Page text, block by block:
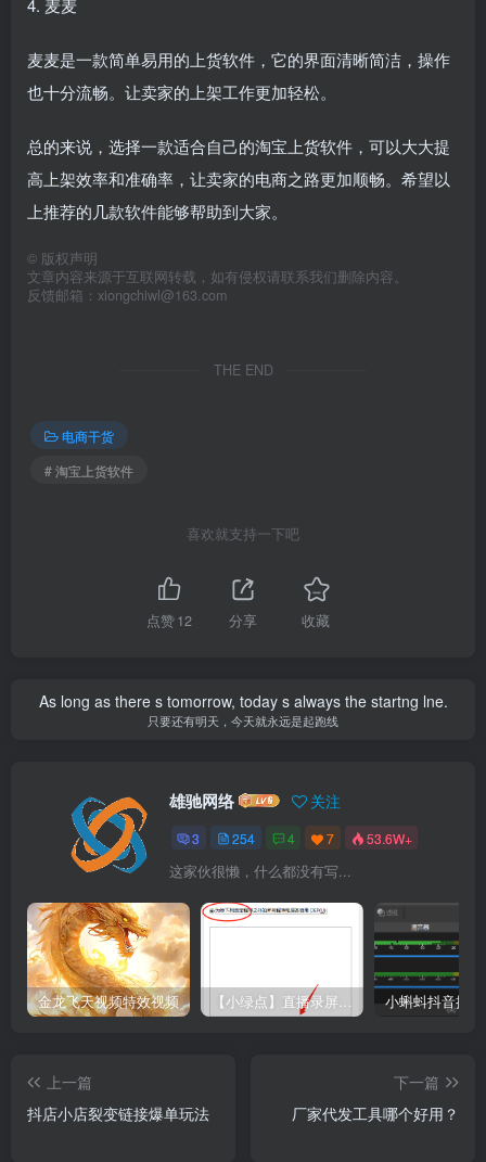
4. 麦麦
麦麦是一款简单易用的上货软件，它的界面清晰简洁，操作
也十分流畅。让卖家的上架工作更加轻松。
总的来说，选择一款适合自己的淘宝上货软件，可以大大提
高上架效率和准确率，让卖家的电商之路更加顺畅。希望以
上推荐的几款软件能够帮助到大家。
© 版权声明
文章内容来源于互联网转载，如有侵权请联系我们删除内容。
反馈邮箱：xiongchiwl@163.com
THE END
电商干货
# 淘宝上货软件
喜欢就支持一下吧
点赞12 分享 收藏
As long as there s tomorrow, today s always the startng lne.
只要还有明天，今天就永远是起跑线
雄驰网络 关注
3 254 4 7 53.6W+
这家伙很懒，什么都没有写...
金龙飞天视频特效视频 【小绿点】直播录屏软件 支持抖音快手直播屏幕高清录制
上一篇
抖店小店裂变链接爆单玩法
下一篇
厂家代发工具哪个好用？